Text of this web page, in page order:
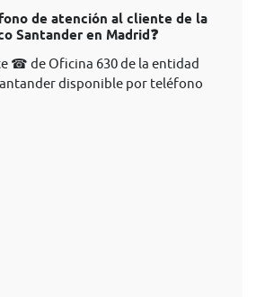
de atención al cliente de la
Santander en Madrid❓
☎ de Oficina 630 de la entidad
disponible por teléfono